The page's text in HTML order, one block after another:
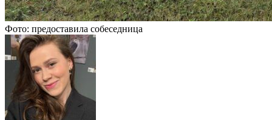
Фото: предоставила собеседница